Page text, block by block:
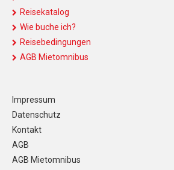
Reisekatalog
Wie buche ich?
Reisebedingungen
AGB Mietomnibus
Impressum
Datenschutz
Kontakt
AGB
AGB Mietomnibus